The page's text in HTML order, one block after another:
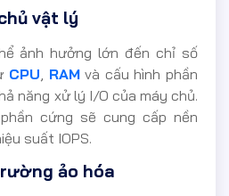
vật lý
ảnh hưởng lớn đến chỉ số
CPU RAMvà cấu hình phần
năng xử lý I/O của máy chủ.
cứng sẽ cung cấp nền
suất IOPS.
ảo hóa